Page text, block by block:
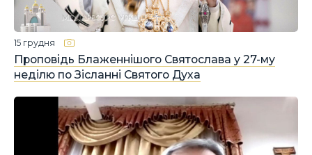
Проповідь Блаженнішого Святослава у 27-му
неділю по Зісланні Святого Духа
15 грудня